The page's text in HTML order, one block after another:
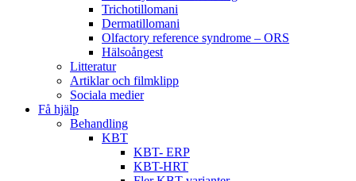
Trichotillomani
Dermatillomani
Olfactory reference syndrome – ORS
Hälsoångest
Litteratur
Artiklar och filmklipp
Sociala medier
Få hjälp
Behandling
KBT
KBT- ERP
KBT-HRT